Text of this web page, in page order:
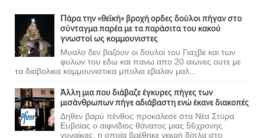
Πάρα την «θεϊκή» βροχή ορδες δούλοι πήγαν στο
σύνταγμα παρέα με τα παράσιτα του κακού
γνωστοί ως κομμουνιστες
Μυαλο δεν βαζουν οι δουλοι του Γιαχβε και των
φυλων του εδω και πανω απο 20 αιωνες ουτε με
τα διαβολικα κομμουνιστικα μπολια εβαλαν μαλ...
Άλλη μια που διάβαζε έγκυρες πήγες των
μισάνθρωπων πήγε αδιάβαστη ενώ έκανε διακοπές
Δηθεν βαρύ πένθος προκάλεσε στα Νέα Στύρα
Ευβοίας ο αιφνίδιος θάνατος μιας 56χρονης
γυναίκας, η οποία βρέθηκε νεκρή δίπλα στο